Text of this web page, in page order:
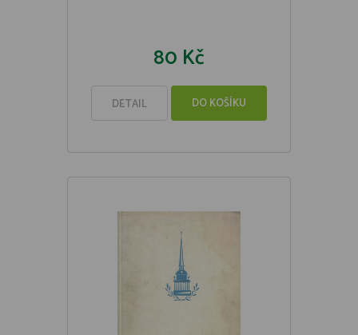
80 Kč
DETAIL DO KOŠÍKU